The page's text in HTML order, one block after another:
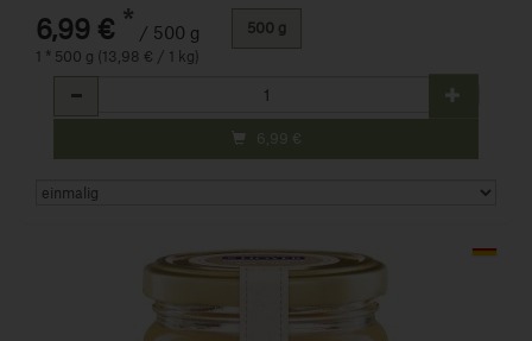
6,99 € * / 500 g
1 * 500 g (13,98 € / 1 kg)
500 g
Anzahl
6,99 €